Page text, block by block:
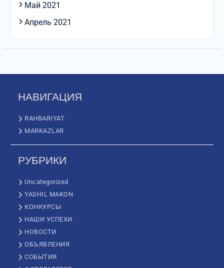
Май 2021
Апрель 2021
НАВИГАЦИЯ
RAHBARIYAT
MARKAZLAR
РУБРИКИ
Uncategorized
YASHIL MAKON
КОНКУРСЫ
НАШИ УСПЕХИ
НОВОСТИ
ОБЪЯВЛЕНИЯ
СОБЫТИЯ